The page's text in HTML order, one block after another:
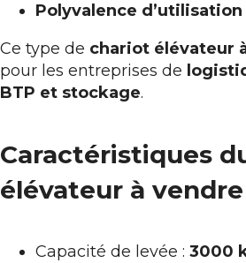
Polyvalence d’utilisation
Ce type de chariot élévateur
pour les entreprises de
BTP et stockage.
Caractéristiques
élévateur à
Capacité de levée : 3000